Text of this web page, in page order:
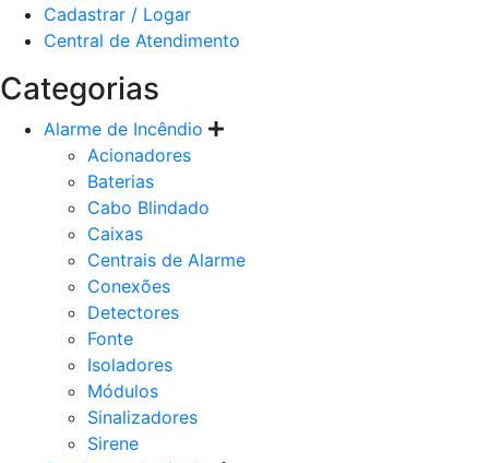
Cadastrar / Logar
Central de Atendimento
Categorias
Alarme de Incêndio
Acionadores
Baterias
Cabo Blindado
Caixas
Centrais de Alarme
Conexões
Detectores
Fonte
Isoladores
Módulos
Sinalizadores
Sirene